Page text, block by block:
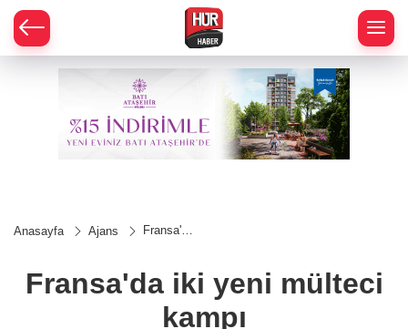
Anasayfa Ajans
Fransa'da
kampı
Fransa'da iki yeni mülteci
kampı